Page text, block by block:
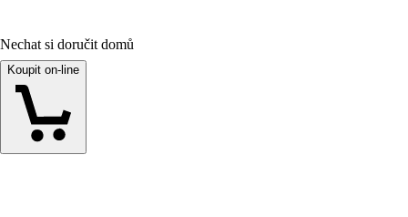
Nechat si doručit domů
Koupit on-line